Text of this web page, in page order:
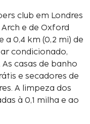
club em Londres
e de Oxford
condicionado,
casas de banho
e secadores de
A limpeza dos
à 0,1 milha e ao